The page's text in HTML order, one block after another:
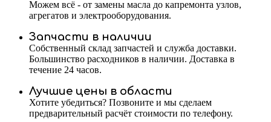
Можем всё - от замены масла до капремонта узлов,
агрегатов и электрооборудования.
Запчасти в наличии
Собственный склад запчастей и служба доставки.
Большинство расходников в наличии. Доставка в
течение 24 часов.
Лучшие цены в области
Хотите убедиться? Позвоните и мы сделаем
предварительный расчёт стоимости по телефону.